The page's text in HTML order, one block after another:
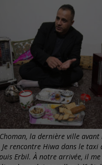
la dernière ville avant
rencontre Hiwa dans le taxi
Erbil. À notre arrivée, il